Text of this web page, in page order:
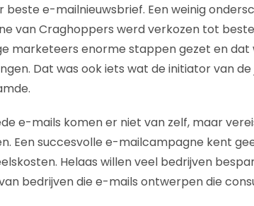
beste e-mailnieuwsbrief. Een weinig
van Craghoppers werd verkozen tot
marketeers enorme stappen gezet en dat
Dat was ook iets wat de initiator van de
e-mails komen er niet van zelf, maar
Een succesvolle e-mailcampagne kent
Helaas willen veel bedrijven
bedrijven die e-mails ontwerpen die